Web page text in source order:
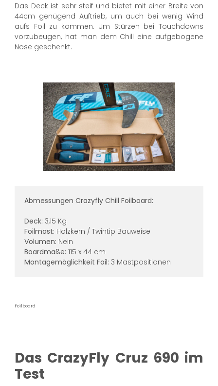
Das Deck ist sehr steif und bietet mit einer Breite von
44cm genügend Auftrieb, um auch bei wenig Wind
aufs Foil zu kommen. Um Stürzen bei Touchdowns
vorzubeugen, hat man dem Chill eine aufgebogene
Nose geschenkt.
Abmessungen Crazyfly Chill Foilboard:
Deck: 3,15 Kg
Foilmast: Holzkern / Twintip Bauweise
Volumen: Nein
Boardmaße: 115 x 44 cm
Montagemöglichkeit Foil: 3 Mastpositionen
Foilboard
Das CrazyFly Cruz 690 im
Test